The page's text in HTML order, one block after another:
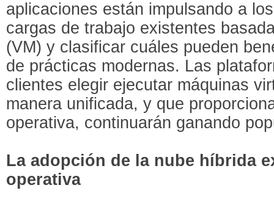
aplicaciones están impulsando a
cargas de trabajo existentes
(VM) y clasificar cuáles pueden
de prácticas modernas. Las
clientes elegir ejecutar máquinas
manera unificada, y que
operativa, continuarán ganando
La adopción de la nube híbrida
operativa